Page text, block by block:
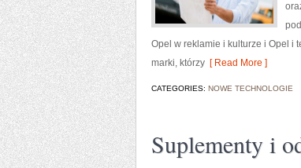
Opel w reklamie i kulturze i Opel i
marki, którzy [ Read More ]
CATEGORIES: NOWE TECHNOLOGIE
Suplementy i